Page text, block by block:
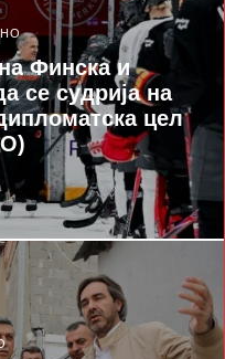
Финска и
се судрија на
цел